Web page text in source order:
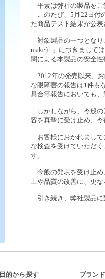
平素は弊社の製品をご
このたび、5月22日付
た商品テスト結果が公
対象製品の一つとなり
make）」につきまして
関による本製品の安全
2012年の発売以来、
な眼障害の報告は1件も
具合等報告においても
しかしながら、今般の
容を真摯に受け止め、
お客様におかれまして
な検査を受けていただ
す。
今般の発表を受け止め
上や品質の改善に、更な
引き続き、弊社製品に
目的から探す ブラン